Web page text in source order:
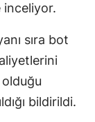
inceliyor.
sıra bot
olduğu
bildirildi.